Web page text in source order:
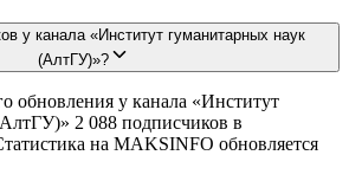
у канала «Институт гуманитарных наук
(АлтГУ)»?
обновления у канала «Институт
2 088 подписчиков в
на MAKSINFO обновляется